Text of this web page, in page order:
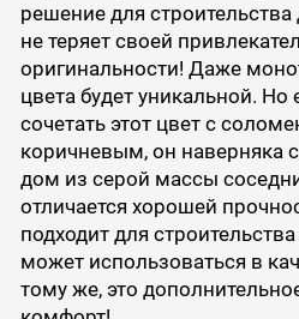
решение для
не теряет своей
оригинальности! Даже
цвета будет уникальной.
сочетать этот цвет с
коричневым, он наверняка
дом из серой массы
отличается хорошей
подходит для
может использоваться в
тому же, это